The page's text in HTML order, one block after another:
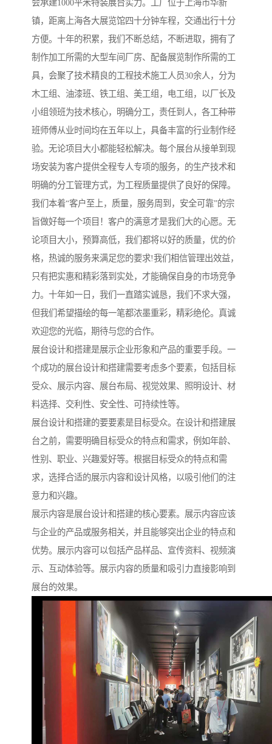
会承建1000平米特装展台实力。工厂位于上海市华新
镇，距离上海各大展览馆四十分钟车程，交通出行十分
方便。十年的积累，我们不断总结，不断进取，拥有了
制作加工所需的大型车间厂房、配备展览制作所需的工
具，会聚了技术精良的工程技术施工人员30余人，分为
木工组、油漆班、铁工组、美工组，电工组，以厂长及
小组领班为技术核心，明确分工，责任到人，各工种带
班师傅从业时间均在五年以上，具备丰富的行业制作经
验。无论项目大小都能轻松解决。每个展台从接单到现
场安装为客户提供全程专人专项的服务，的生产技术和
明确的分工管理方式，为工程质量提供了良好的保障。
我们本着“客户至上，质量，服务周到，安全可靠”的宗
旨做好每一个项目！客户的满意才是我们大的心愿。无
论项目大小，预算高低，我们都将以好的质量，优的价
格，热诚的服务来满足您的要求!我们相信管理出效益，
只有把实惠和精彩落到实处，才能确保自身的市场竞争
力。十年如一日，我们一直踏实诚恳，我们不求大强，
但我们希望描绘的每一笔都浓墨重彩，精彩绝伦。真诚
欢迎您的光临，期待与您的合作。
展台设计和搭建是展示企业形象和产品的重要手段。一
个成功的展台设计和搭建需要考虑多个要素，包括目标
受众、展示内容、展台布局、视觉效果、照明设计、材
料选择、交利性、安全性、可持续性等。
展台设计和搭建的要要素是目标受众。在设计和搭建展
台之前，需要明确目标受众的特点和需求，例如年龄、
性别、职业、兴趣爱好等。根据目标受众的特点和需
求，选择合适的展示内容和设计风格，以吸引他们的注
意力和兴趣。
展示内容是展台设计和搭建的核心要素。展示内容应该
与企业的产品或服务相关，并且能够突出企业的特点和
优势。展示内容可以包括产品样品、宣传资料、视频演
示、互动体验等。展示内容的质量和吸引力直接影响到
展台的效果。